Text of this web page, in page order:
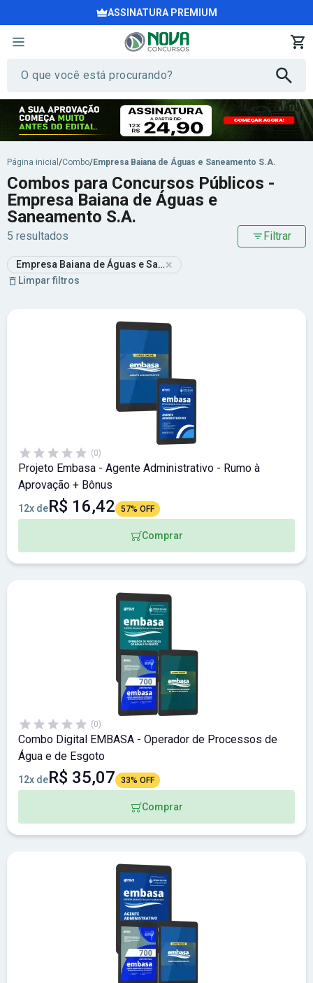
ASSINATURA PREMIUM
Página inicial /Combo/Empresa Baiana de Águas e Saneamento S.A.
Combos para Concursos Públicos -
Empresa Baiana de Águas e
Saneamento S.A.
5 resultados Filtrar
Empresa Baiana de Águas e Saneamento S.A.
×
Limpar filtros
(0)
Projeto Embasa - Agente Administrativo - Rumo à
Aprovação + Bônus
12x deR$ 16,42 57% OFF
Comprar
(0)
Combo Digital EMBASA - Operador de Processos de
Água e de Esgoto
12x deR$ 35,07 33% OFF
Comprar